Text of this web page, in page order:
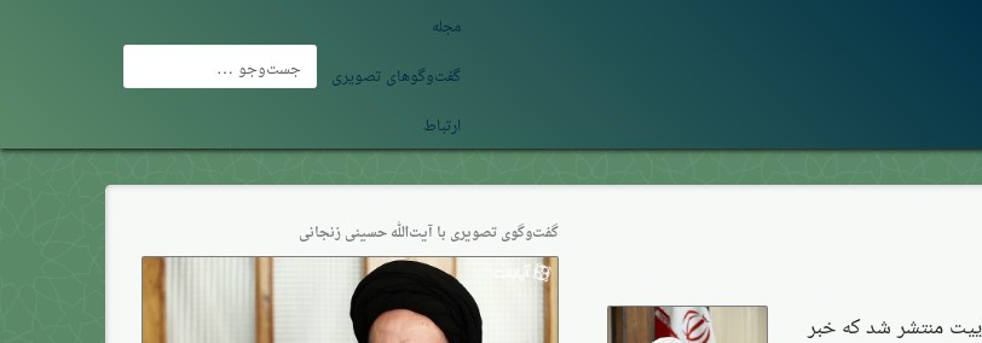
برای:
مجله
گفت‌وگوهای تصویری
ارتباط
رشته توییت منتشر شد که خبر
گفت‌وگو‌ی تصویری با آیت‌الله حسینی زنجانی